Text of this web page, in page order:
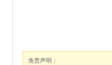
免责声明：